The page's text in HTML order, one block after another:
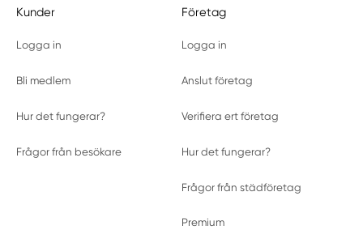
Kunder
Logga in
Bli medlem
Hur det fungerar?
Frågor från besökare
Företag
Logga in
Anslut företag
Verifiera ert företag
Hur det fungerar?
Frågor från städföretag
Premium